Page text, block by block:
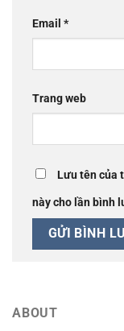
Email *
Trang web
Lưu tên của
này cho lần bình
ABOUT